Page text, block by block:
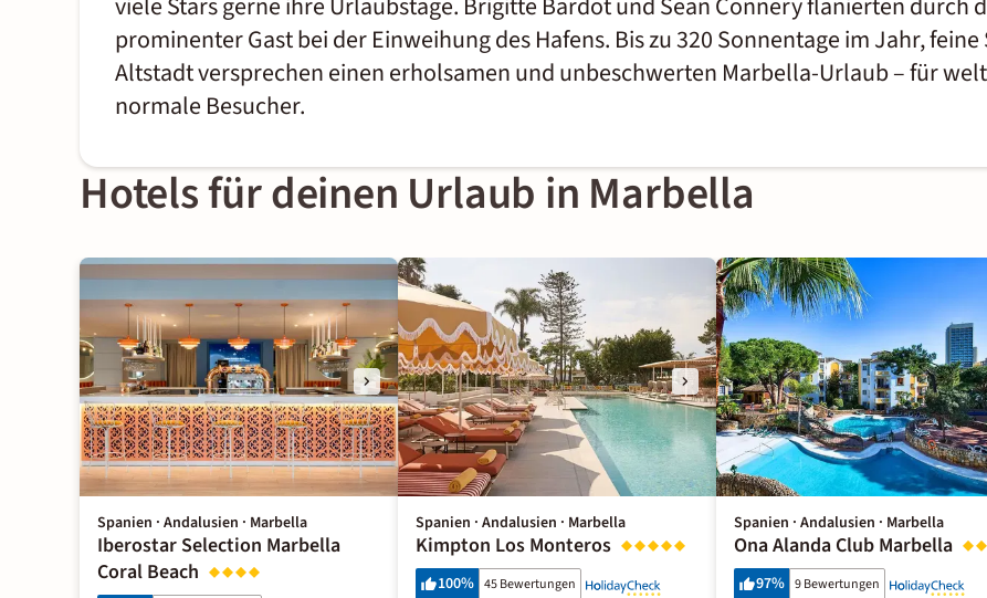
prominenter Gast bei der Einweihung des Hafens. Bis zu 320 Sonnentage im Jahr,
Altstadt versprechen einen erholsamen und unbeschwerten Marbella-Urlaub – für
normale Besucher.
Hotels für deinen Urlaub in Marbella
Spanien · Andalusien · Marbella
Iberostar Selection Marbella
Coral Beach
Spanien · Andalusien · Marbella
Kimpton Los Monteros
100% 45 Bewertungen
Spanien · Andalusien · Marbella
Ona Alanda Club Marbella
97% 9 Bewertungen